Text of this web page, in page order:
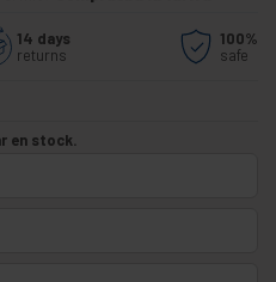
14 days
returns
100%
safe
en stock.